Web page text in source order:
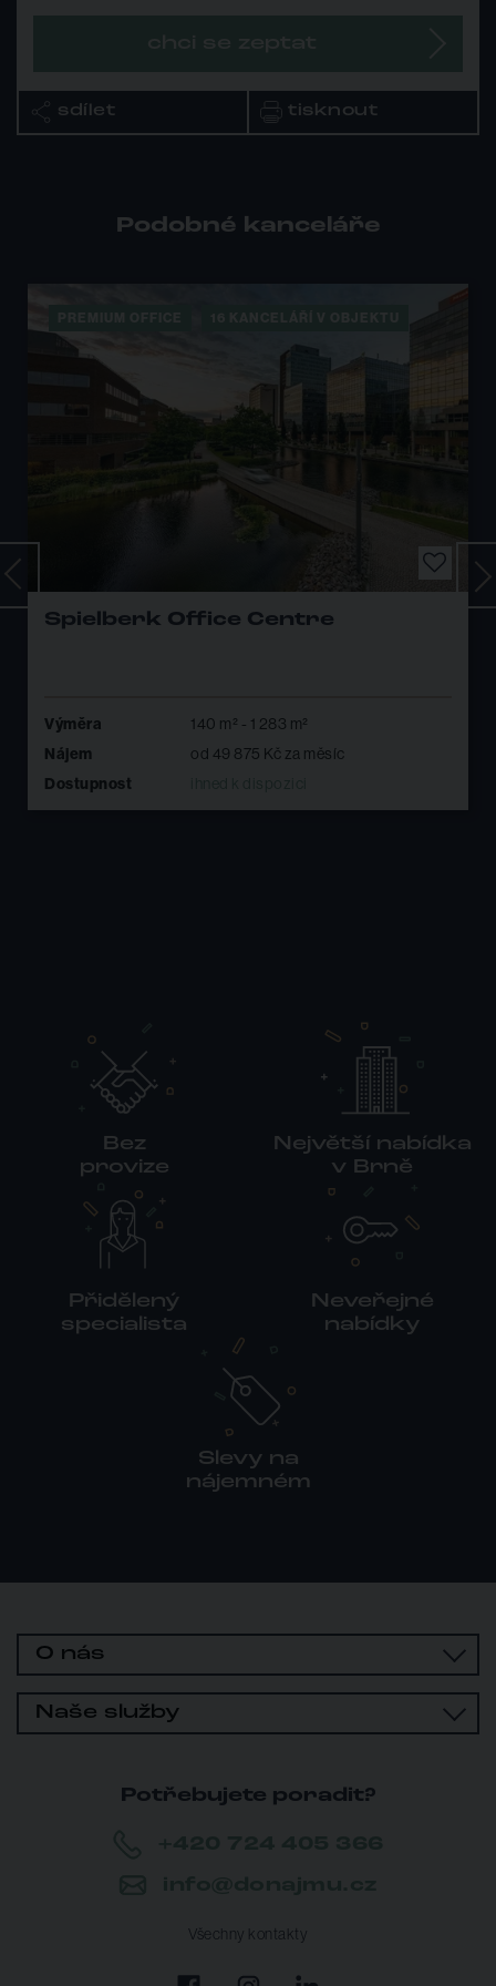
ocení kvalitní restaurace v okolí - čínská restaurace Lokofu,
TOFI CAFE, Šílený Myšák, Komár kafe - kavárna a
sdílet tisknout
Podobné kanceláře
Palác Trnitá
Výměra 200 m² - 886 m²
Nájem od 80 000 Kč za měsíc
Dostupnost
Bez
provize
Největší nabídka
v Brně
Přidělený
specialista
Neveřejné
nabídky
Slevy na
nájemném
O nás
Naše služby
Potřebujete poradit?
Všechny kontakty